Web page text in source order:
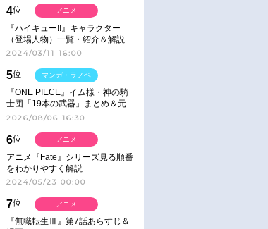
4位
『ハイキュー!!』キャラクター
（登場人物）一覧・紹介＆解説
2024/03/11 16:00
アニメ
5位
『ONE PIECE』イム様・神の騎
士団「19本の武器」まとめ＆元
ネタ
2026/08/06 16:30
マンガ・ラノベ
6位
アニメ『Fate』シリーズ見る順番
をわかりやすく解説
2024/05/23 00:00
アニメ
7位
『無職転生Ⅲ』第7話あらすじ＆
アニメ